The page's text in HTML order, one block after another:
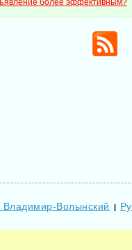
более эффективным?
Владимир-Волынский |